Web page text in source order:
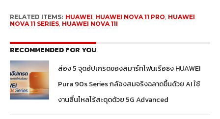
RELATED ITEMS: HUAWEI HUAWEI NOVA 11 PRO HUAWEI
NOVA 11 SERIES, HUAWEI NOVA 11I
RECOMMENDED FOR YOU
ส่อง 5 จุดอัปเกรดของสมาร์ทโฟนเรือธง HUAWEI
Pura 90s Series กล้องสมจริงฉลาดขึ้นด้วย AI ใช้
งานลื่นไหลไร้สะดุดด้วย 5G Advanced